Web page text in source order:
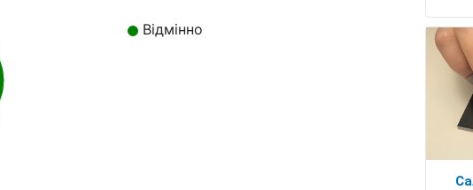
Відмінно